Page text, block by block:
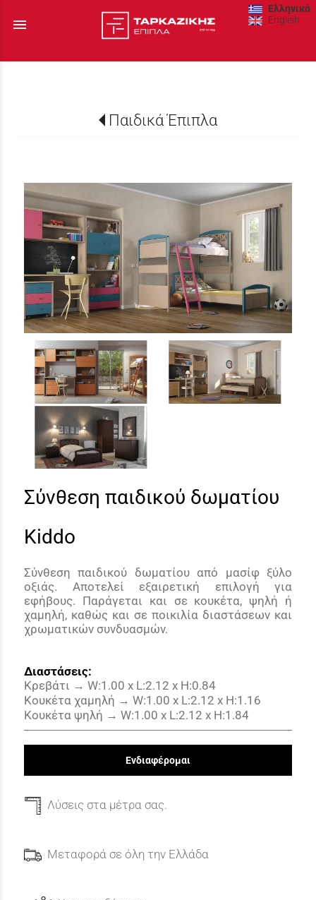
menu
Ελληνικά
English
Παιδικά Έπιπλα
Σύνθεση παιδικού δωματίου
Kiddo
Σύνθεση παιδικού δωματίου από μασίφ ξύλο
οξιάς. Αποτελεί εξαιρετική επιλογή για
εφήβους. Παράγεται και σε κουκέτα, ψηλή ή
χαμηλή, καθώς και σε ποικιλία διαστάσεων και
χρωματικών συνδυασμών.
Διαστάσεις:
Κρεβάτι → W:1.00 x L:2.12 x H:0.84
Κουκέτα χαμηλή → W:1.00 x L:2.12 x H:1.16
Κουκέτα ψηλή → W:1.00 x L:2.12 x H:1.84
Ενδιαφέρομαι
Λύσεις στα μέτρα σας.
Μεταφορά σε όλη την Ελλάδα